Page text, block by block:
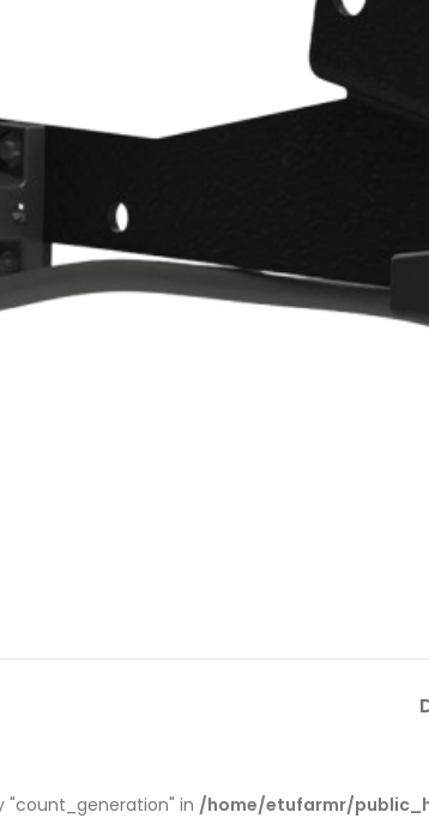
"count_generation" in /home/etufarmr/